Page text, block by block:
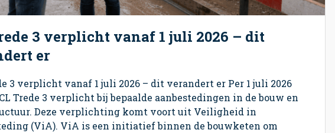
3 verplicht vanaf 1 juli 2026 – dit
er
3 verplicht vanaf 1 juli 2026 – dit verandert er Per 1 juli 2026
Trede 3 verplicht bij bepaalde aanbestedingen in de bouw en
Deze verplichting komt voort uit Veiligheid in
(ViA). ViA is een initiatief binnen de bouwketen om